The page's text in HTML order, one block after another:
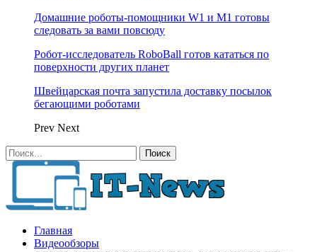
Домашние роботы-помощники W1 и M1 готовы
следовать за вами повсюду
Робот-исследователь RoboBall готов кататься по
поверхности других планет
Швейцарская почта запустила доставку посылок
бегающими роботами
Prev Next
Главная
Видеообзоры